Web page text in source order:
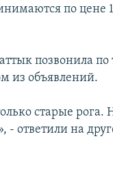
по цене
позвонила по
из объявлений.
старые рога.
- ответили на